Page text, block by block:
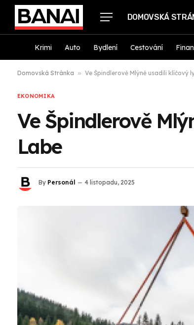
DOMOVSKÁ
Krimi Auto Bydlení Cestování
Domovská Stránka » Ve Špindlerově Mlýně usadili klíčový
EKONOMIKA
Ve Špindlerově
Labe
By Personál 4 listopadu, 2025